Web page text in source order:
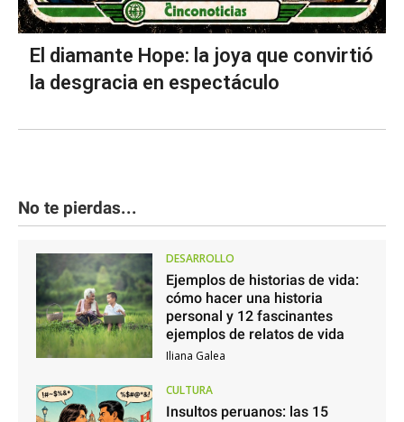
El diamante Hope: la joya que convirtió
la desgracia en espectáculo
No te pierdas...
DESARROLLO
Ejemplos de historias de vida:
cómo hacer una historia
personal y 12 fascinantes
ejemplos de relatos de vida
Iliana Galea
CULTURA
Insultos peruanos: las 15